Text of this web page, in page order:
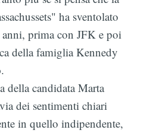
ha sventolato
prima con JFK e poi
della famiglia Kennedy
della candidata Marta
dei sentimenti chiari
in quello indipendente,